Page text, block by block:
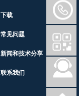
下载
常见问题
新闻和技术分享
联系我们